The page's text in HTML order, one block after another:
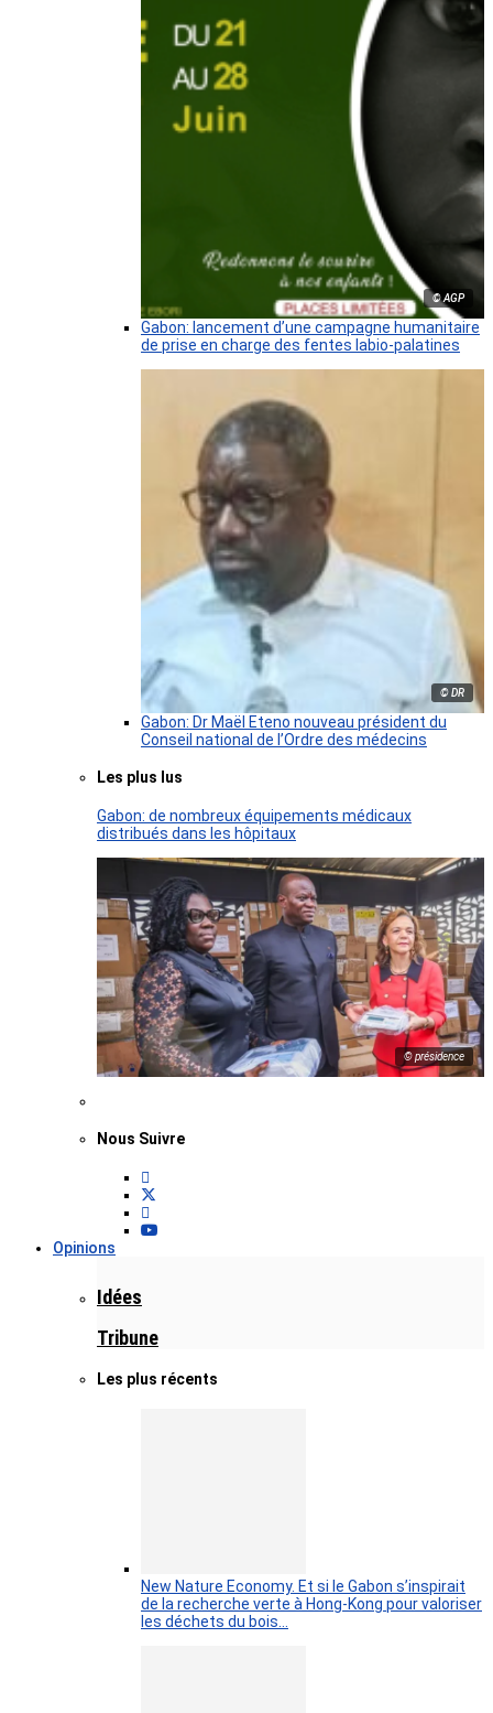
© AGP
Gabon: lancement d’une campagne humanitaire
de prise en charge des fentes labio-palatines
© DR
Gabon: Dr Maël Eteno nouveau président du
Conseil national de l’Ordre des médecins
Les plus lus
Gabon: de nombreux équipements médicaux
distribués dans les hôpitaux
© présidence
Nous Suivre
Opinions
Idées
Tribune
Les plus récents
New Nature Economy. Et si le Gabon s’inspirait
de la recherche verte à Hong-Kong pour valoriser
les déchets du bois…